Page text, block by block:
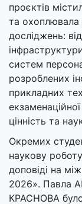
проєктів
та охоплювала
досліджень:
систем
розроблених
прикладних
цінність та
Окремих
наукову
доповіді на
2026». Павла
КРАСНОВА